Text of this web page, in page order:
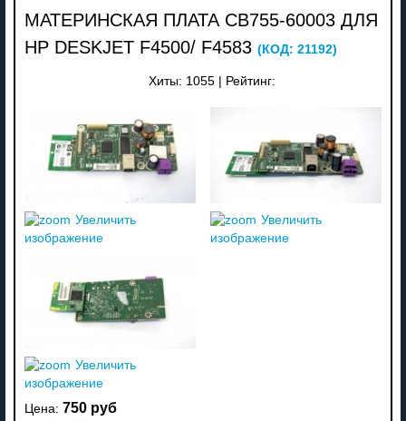
МАТЕРИНСКАЯ ПЛАТА CB755-60003 ДЛЯ
HP DESKJET F4500/ F4583 (КОД: 21192)
Хиты: 1055 Рейтинг:
Увеличить
изображение
Увеличить
изображение
Увеличить
изображение
Цена: 750 руб